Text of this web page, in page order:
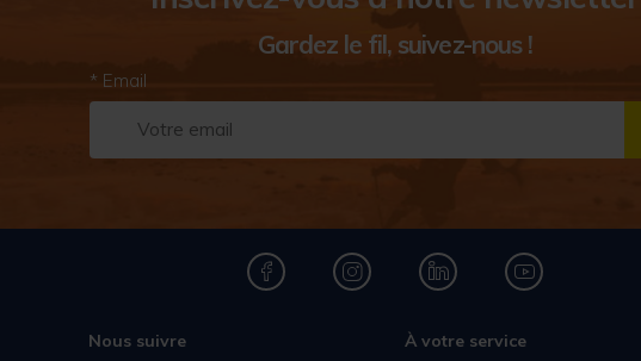
Gardez le fil, suivez-nous !
* Email
Nous suivre
À votre service